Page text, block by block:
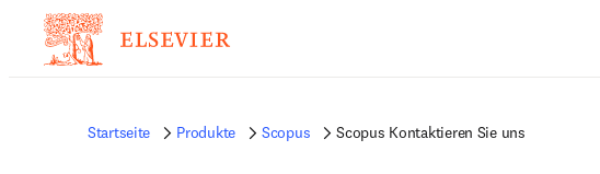
Startseite Produkte Scopus Scopus Kontaktieren Sie uns